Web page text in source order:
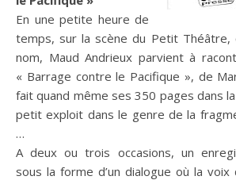
En une petite heure de
temps, sur la scène du Petit Théâtre,
nom, Maud Andrieux parvient à
« Barrage contre le Pacifique », de
fait quand même ses 350 pages dans
petit exploit dans le genre de la
…
A deux ou trois occasions, un
sous la forme d’un dialogue où la voix